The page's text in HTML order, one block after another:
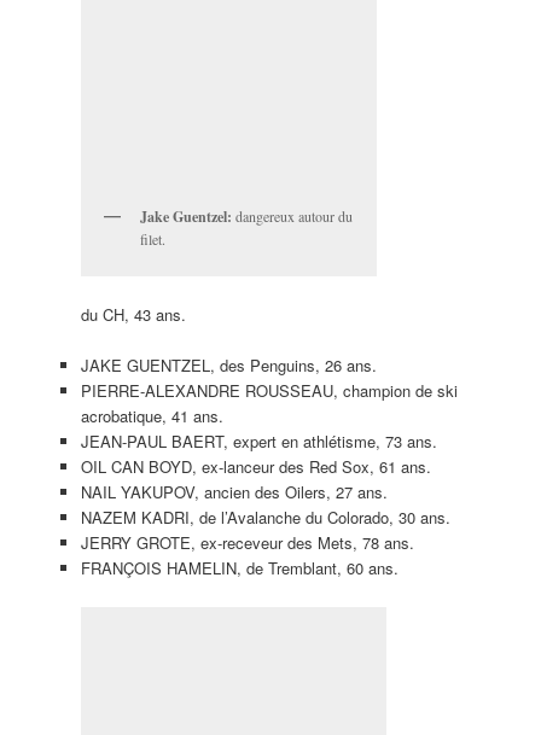
Jake Guentzel: dangereux autour du
filet.
du CH, 43 ans.
JAKE GUENTZEL, des Penguins, 26 ans.
PIERRE-ALEXANDRE ROUSSEAU, champion de ski
acrobatique, 41 ans.
JEAN-PAUL BAERT, expert en athlétisme, 73 ans.
OIL CAN BOYD, ex-lanceur des Red Sox, 61 ans.
NAIL YAKUPOV, ancien des Oilers, 27 ans.
NAZEM KADRI, de l’Avalanche du Colorado, 30 ans.
JERRY GROTE, ex-receveur des Mets, 78 ans.
FRANÇOIS HAMELIN, de Tremblant, 60 ans.